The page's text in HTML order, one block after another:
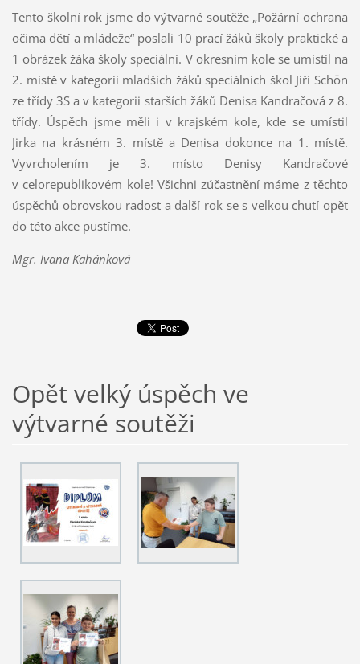
Tento školní rok jsme do výtvarné soutěže „Požární ochrana
očima dětí a mládeže“ poslali 10 prací žáků školy praktické a
1 obrázek žáka školy speciální. V okresním kole se umístil na
2. místě v kategorii mladších žáků speciálních škol Jiří Schön
ze třídy 3S a v kategorii starších žáků Denisa Kandračová z 8.
třídy. Úspěch jsme měli i v krajském kole, kde se umístil
Jirka na krásném 3. místě a Denisa dokonce na 1. místě.
Vyvrcholením je 3. místo Denisy Kandračové
v celorepublikovém kole! Všichni zúčastnění máme z těchto
úspěchů obrovskou radost a další rok se s velkou chutí opět
do této akce pustíme.
Mgr. Ivana Kahánková
Opět velký úspěch ve
výtvarné soutěži